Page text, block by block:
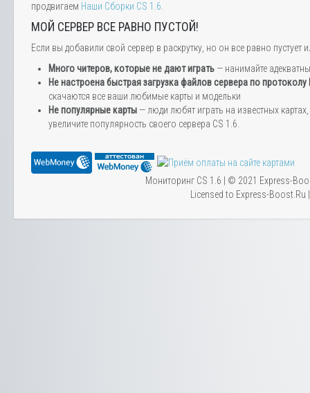
продвигаем Наши Сборки CS 1.6
МОЙ СЕРВЕР ВСЕ РАВНО ПУСТОЙ!
Если вы добавили свой сервер в раскрутку, но он все равно
Много читеров, которые не дают играть — нанимайте
Не настроена быстрая загрузка файлов сервера по протоколу
скачаются все ваши любимые карты и модельки
Не популярные карты — люди любят играть на известных
увеличите популярность своего сервера CS 1.6.
Мониторинг CS 1.6 | © 2021 Express-
Licensed to Express-